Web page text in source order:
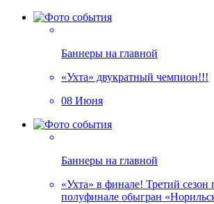
Баннеры на главной
«Ухта» двукратный чемпион!!!
08 Июня
Баннеры на главной
«Ухта» в финале! Третий сезон
полуфинале обыгран